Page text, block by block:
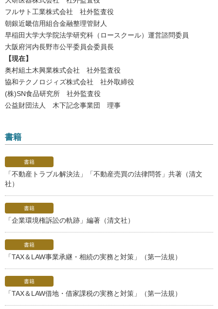
フルサト工業株式会社 社外監査役
朝銀近畿信用組合金融整理管財人
早稲田大学大学院法学研究科（ロースクール）運営諮問委員
大阪府河内長野市公平委員会委員長
【現在】
奥村組土木興業株式会社 社外監査役
協和テクノロジィズ株式会社 社外取締役
(株)SN食品研究所 社外監査役
公益財団法人 木下記念事業団 理事
書籍
書籍
「不動産トラブル解決法」「不動産売買の法律問答」共著（清文
社）
書籍
「企業環境権訴訟の軌跡」編著（清文社）
書籍
「TAX＆LAW事業承継・相続の実務と対策」（第一法規）
書籍
「TAX＆LAW借地・借家課税の実務と対策」（第一法規）